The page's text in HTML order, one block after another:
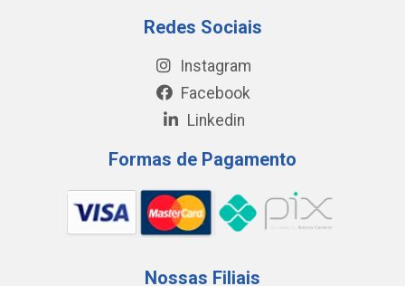
Redes Sociais
Instagram
Facebook
Linkedin
Formas de Pagamento
Nossas Filiais